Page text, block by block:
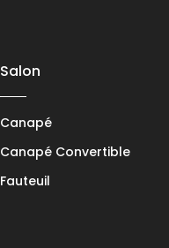
Salon
Canapé
Canapé Convertible
Fauteuil